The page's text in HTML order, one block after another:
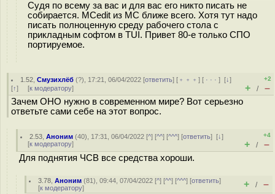
Судя по всему за вас и для вас его никто писать не
собирается. MCedit из MC ближе всего. Хотя тут надо
писать полноценную среду рабочего стола с
прикладным софтом в TUI. Привет 80-е только СПО
портируемое.
1.52 ,Смузихлёб (?), 17:21, 06/04/2022 [ответить] [ ﹢﹢﹢] [ · · ·][↓]
[↑] [к модератору]
+2
+ / –
Зачем ОНО нужно в современном мире? Вот серьезно
ответьте сами себе на этот вопрос.
2.53 ,Аноним (40), 17:31, 06/04/2022 [^] [^^] [^^^] [ответить][↓]
[к модератору]
+4
+ / –
Для поднятия ЧСВ все средства хороши.
3.78 ,Аноним (81), 09:44, 07/04/2022 [^] [^^] [^^^] [ответить]
[к модератору] + / –